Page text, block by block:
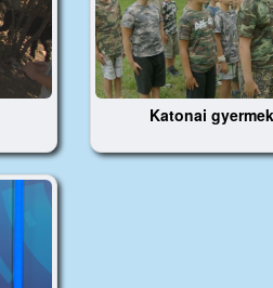
Katonai